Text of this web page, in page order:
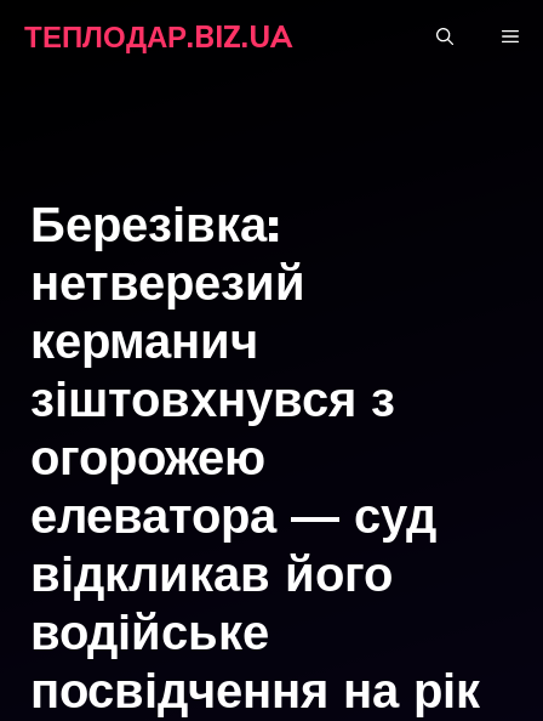
ТЕПЛОДАР.BIZ.UA
Березівка:
нетверезий
керманич
зіштовхнувся з
огорожею
елеватора — суд
відкликав його
водійське
посвідчення на рік